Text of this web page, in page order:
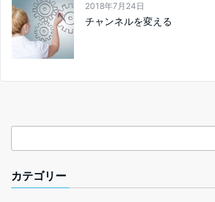
2018年7月24日
チャンネルを変える
カテゴリー